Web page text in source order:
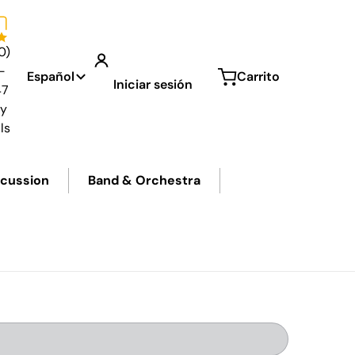
Idioma
Español Iniciar sesión Carrito
Band & Orchestra